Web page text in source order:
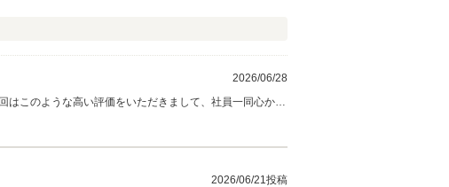
2026/06/28
このような高い評価をいただきまして、社員一同心から
2026/06/21投稿